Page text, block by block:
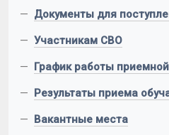
— Документы для
— Участникам СВО
— График работы
— Результаты приема
— Вакантные места